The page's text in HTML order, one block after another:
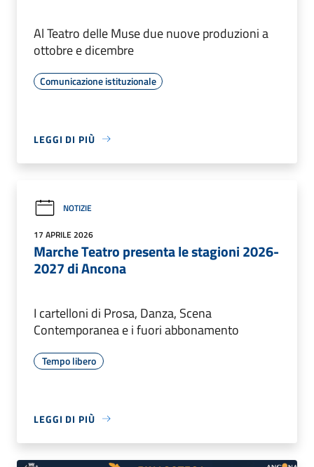
Al Teatro delle Muse due nuove produzioni a
ottobre e dicembre
Comunicazione istituzionale
LEGGI DI PIÙ
NOTIZIE
17 APRILE 2026
Marche Teatro presenta le stagioni 2026-
2027 di Ancona
I cartelloni di Prosa, Danza, Scena
Contemporanea e i fuori abbonamento
Tempo libero
LEGGI DI PIÙ